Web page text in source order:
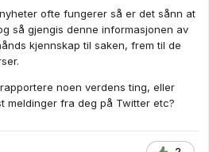
ofte fungerer så er det sånn at
så gjengis denne informasjonen av
kjennskap til saken, frem til de
noen verdens ting, eller
meldinger fra deg på Twitter etc?